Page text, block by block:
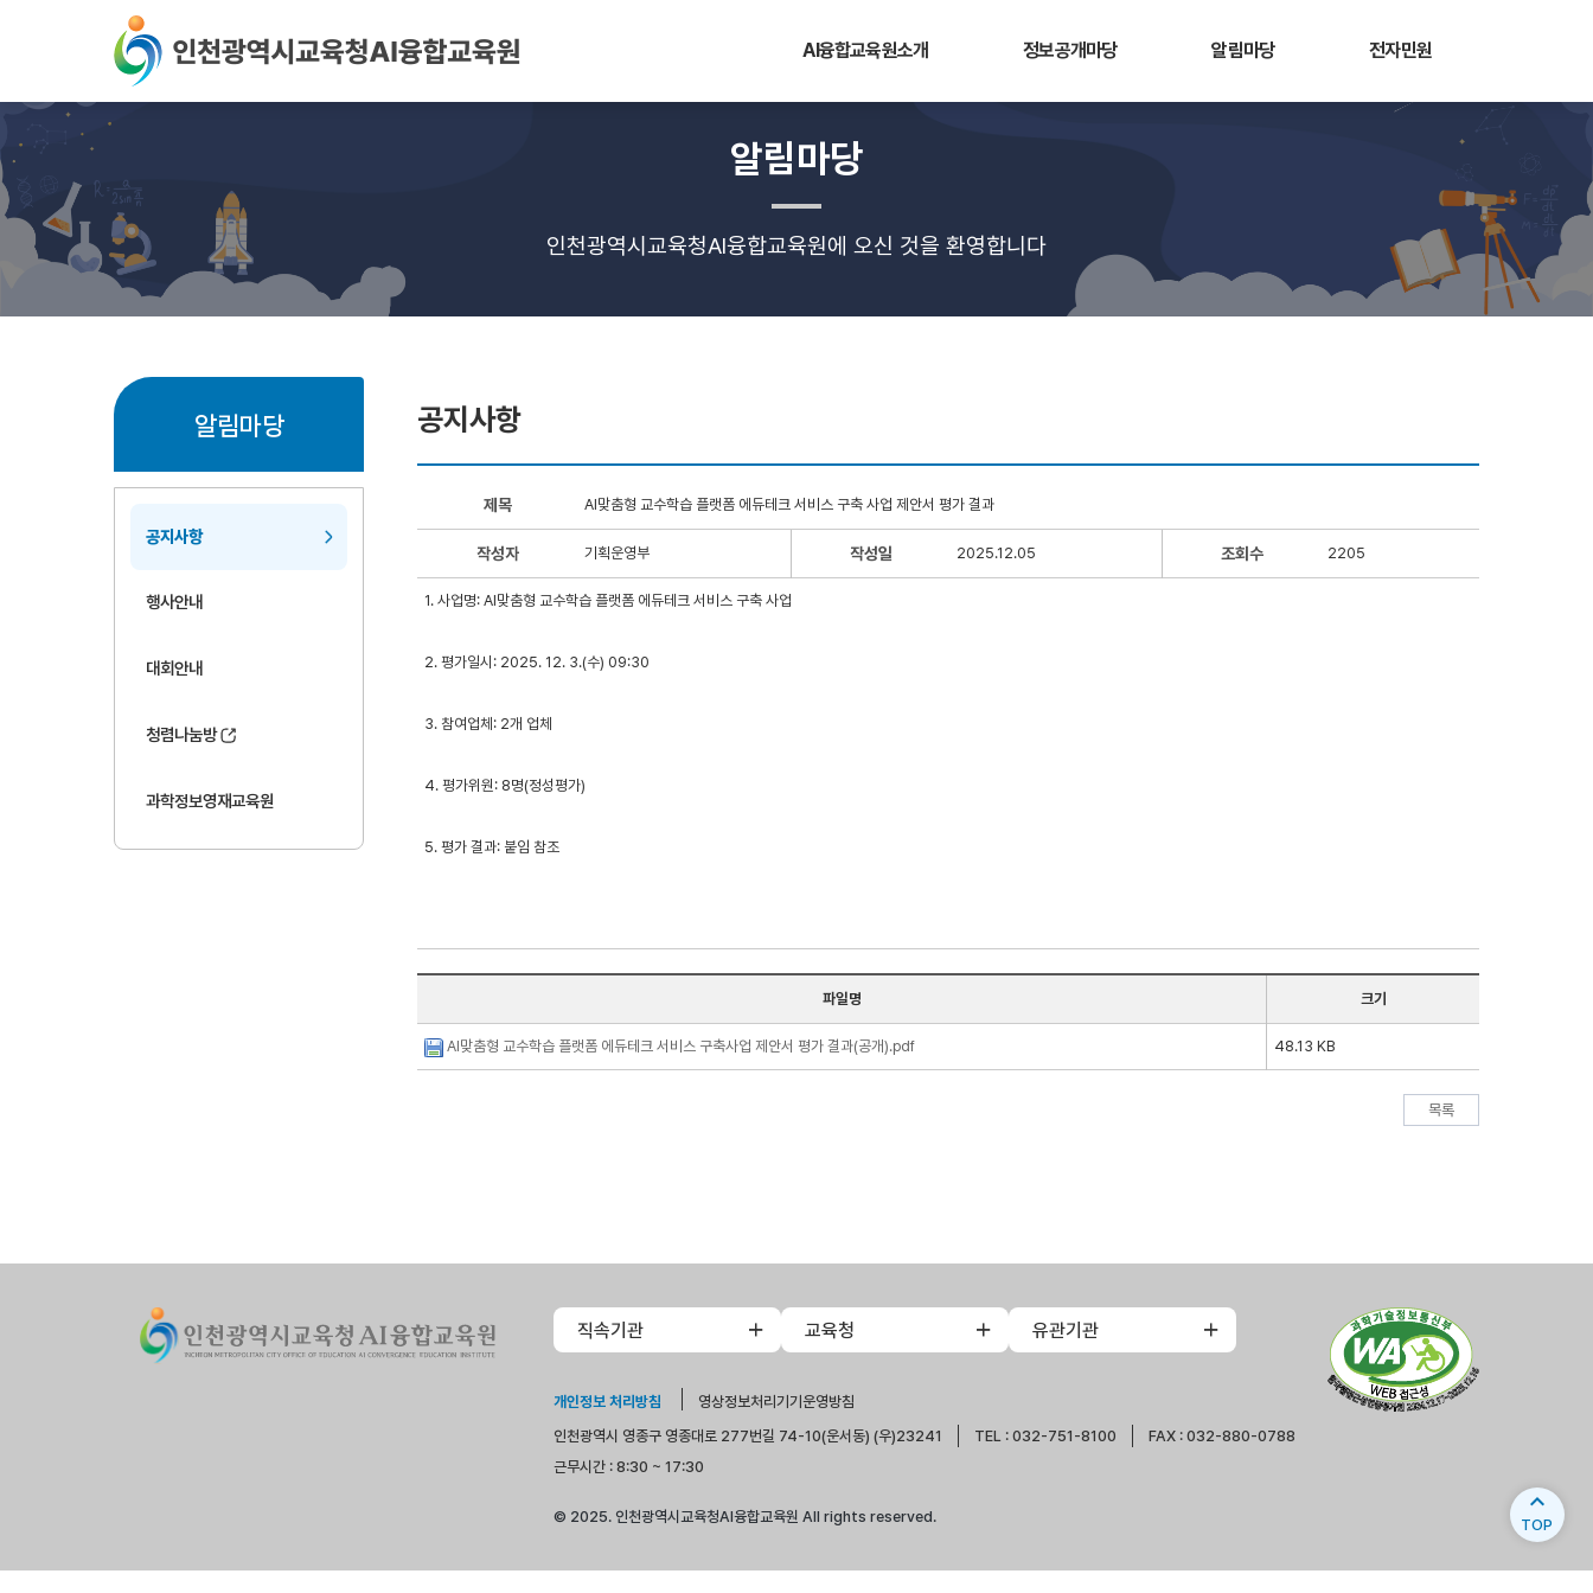
AI융합교육원소개 정보공개마당 알림마당 전자민원
알림마당
인천광역시교육청AI융합교육원에 오신 것을 환영합니다
expand_less
TOP
알림마당
공지사항
행사안내
대회안내
청렴나눔방
과학정보영재교육원
공지사항
제목 AI맞춤형 교수학습 플랫폼 에듀테크 서비스 구축 사업 제안서 평가 결과
작성자 기획운영부 작성일 2025.12.05 조회수 2205
1. 사업명: AI맞춤형 교수학습 플랫폼 에듀테크 서비스 구축 사업
2. 평가일시: 2025. 12. 3.(수) 09:30
3. 참여업체: 2개 업체
4. 평가위원: 8명(정성평가)
5. 평가 결과: 붙임 참조
파일명 크기
AI맞춤형 교수학습 플랫폼 에듀테크 서비스 구축사업 제안서 평가 결과(공개).pdf 48.13 KB
목록
직속기관 교육청 유관기관
개인정보 처리방침
영상정보처리기기운영방침
인천광역시 영종구 영종대로 277번길 74-10(운서동) (우)23241
TEL : 032-751-8100
FAX : 032-880-0788
근무시간 : 8:30 ~ 17:30
© 2025. 인천광역시교육청AI융합교육원 All rights reserved.